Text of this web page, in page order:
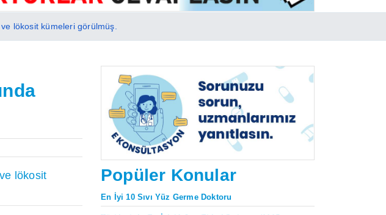
lökosit kümeleri görülmüş.
lökosit
Popüler Konular
En İyi 10 Sıvı Yüz Germe Doktoru